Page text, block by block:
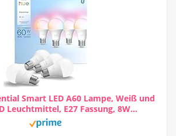
Smart LED A60 Lampe, Weiß und
Leuchtmittel, E27 Fassung, 8W...